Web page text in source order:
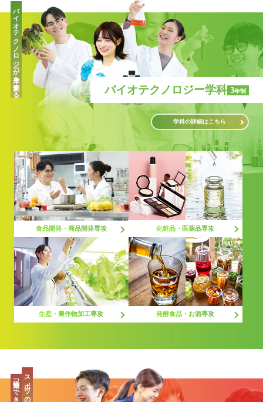
バイオテクノロジー学科 3年制
学科の詳細はこちら
バイオテクノロジーが未来を創造する
食品開発・商品開発専攻 化粧品・医薬品専攻
生産・農作物加工専攻 発酵食品・お酒専攻
スポーツの最先端、